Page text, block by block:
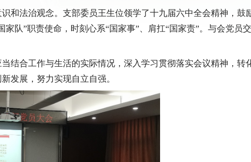
和法治观念。 支部委员王生位领学了十九届六中全会精神 ， 鼓
家队”职责使命 ，时刻心系“国家事”、肩扛“国家责”。与会党员
当结合工作与生活的实际情况， 深入 学习贯彻落实会议精神 ， 转
新发展 ，努力实现自立自强。